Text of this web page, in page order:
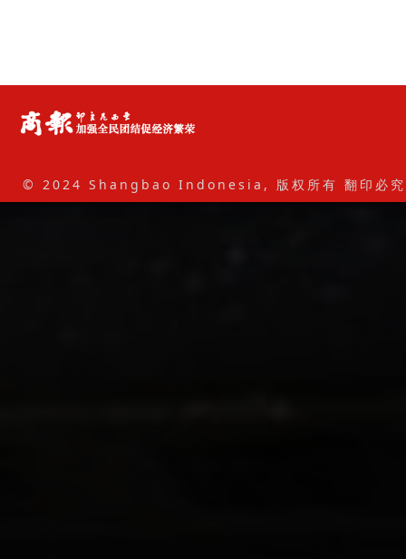
© 2024 Shangbao Indonesia, 版权所有 翻印必